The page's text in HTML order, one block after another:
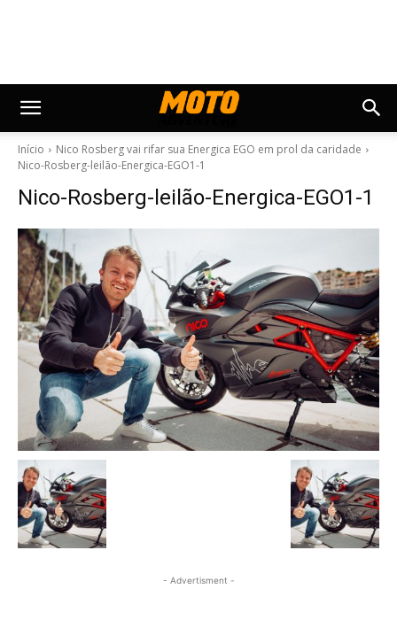
Início
Nico Rosberg vai rifar sua Energica EGO em prol da caridade
Nico-Rosberg-leilão-Energica-EGO1-1
Nico-Rosberg-leilão-Energica-EGO1-1
- Advertisment -